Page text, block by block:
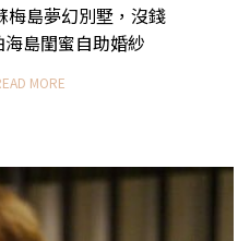
梅島夢幻別墅，沒錢
島閨蜜自助婚紗
MORE